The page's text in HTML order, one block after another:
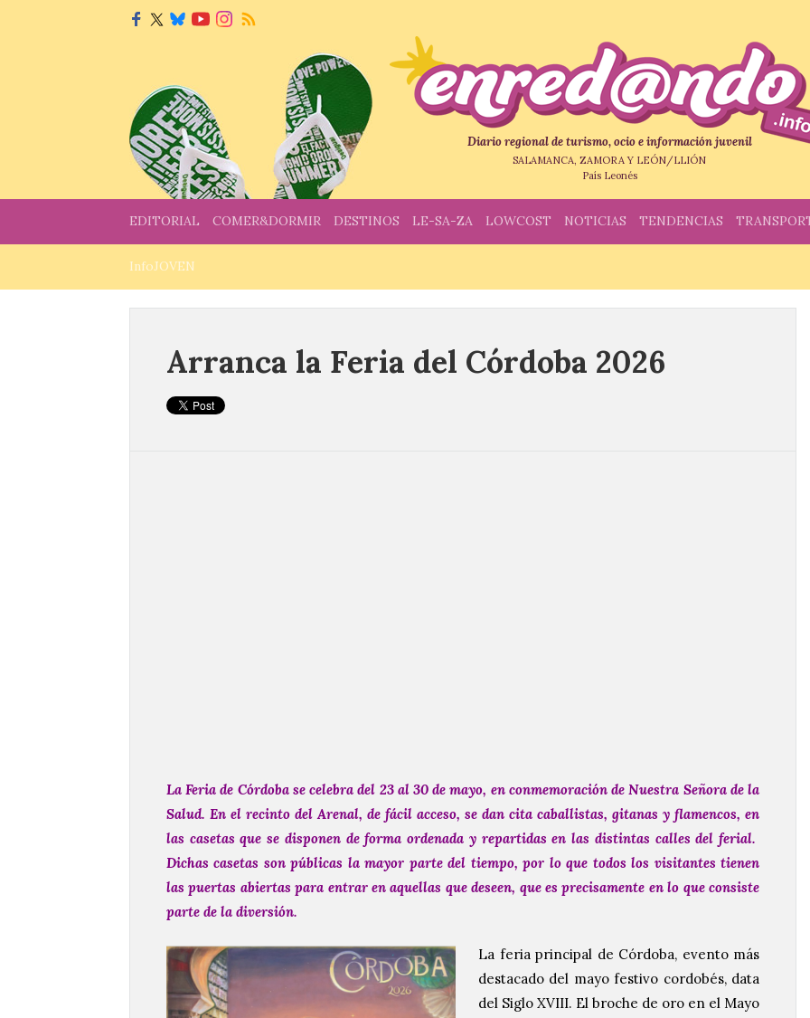
Diario regional de turismo, ocio e información juvenil
SALAMANCA, ZAMORA Y LEÓN/LLIÓN
País Leonés
EDITORIAL COMER&DORMIR DESTINOS LE-SA-ZA LOWCOST NOTICIAS TENDENCIAS
InfoJOVEN
Arranca la Feria del Córdoba 2026
La Feria de Córdoba se celebra del 23 al 30 de mayo, en conmemoración de Nuestra Señora de la
Salud. En el recinto del Arenal, de fácil acceso, se dan cita caballistas, gitanas y flamencos, en
las casetas que se disponen de forma ordenada y repartidas en las distintas calles del ferial.
Dichas casetas son públicas la mayor parte del tiempo, por lo que todos los visitantes tienen
las puertas abiertas para entrar en aquellas que deseen, que es precisamente en lo que consiste
parte de la diversión.
La feria principal de Córdoba, evento más
destacado del mayo festivo cordobés, data
del Siglo XVIII. El broche de oro en el Mayo